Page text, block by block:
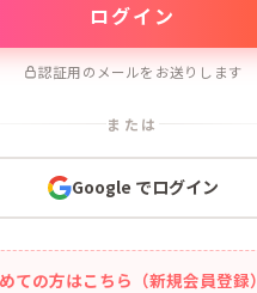
認証用のメールをお送りします
または
Google でログイン
ての方はこちら（新規会員登録）